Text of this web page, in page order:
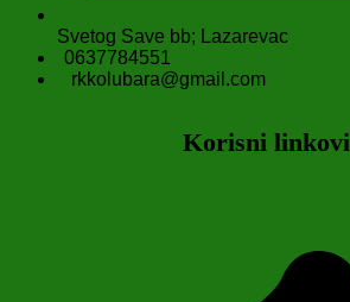
Svetog Save bb; Lazarevac
0637784551
rkkolubara@gmail.com
Korisni linkovi